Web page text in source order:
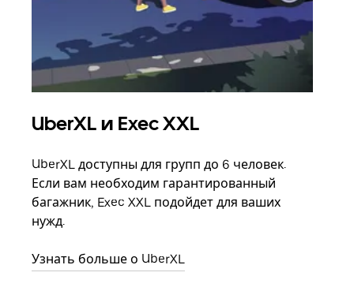
UberXL и Exec XXL
UberXL доступны для групп до 6 человек.
Если вам необходим гарантированный
багажник, Exec XXL подойдет для ваших
нужд.
Узнать больше о UberXL